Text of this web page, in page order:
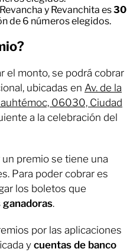
y Revanchita es30
de 6 números elegidos.
el monto, se podrá cobrar
ubicadas en Av. de la
06030, Ciudad
a la celebración del
premio se tiene una
Para poder cobrar es
los boletos que
.
por las aplicaciones
y cuentas de banco